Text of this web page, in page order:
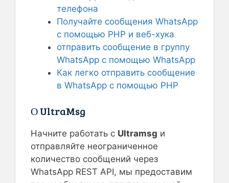
телефона
Получайте сообщения WhatsApp
с помощью PHP и веб-хука
отправить сообщение в группу
WhatsApp с помощью WhatsApp
Как легко отправить сообщение
в WhatsApp с помощью PHP
О UltraMsg
Начните работать с Ultramsg и
отправляйте неограниченное
количество сообщений через
WhatsApp REST API, мы предоставим